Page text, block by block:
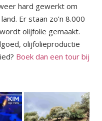
hard gewerkt om
Er staan zo’n 8.000
olijfolie gemaakt.
olijfolieproductie
Boek dan een tour bij